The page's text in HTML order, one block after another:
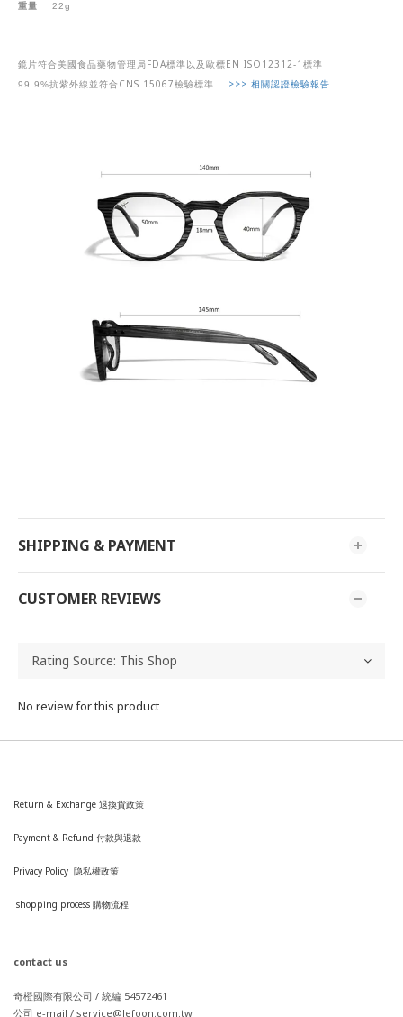
重量 22g
鏡片符合美國食品藥物管理局 FDA標準以及歐標EN ISO12312-1 標準
99.9%抗紫外線並符合 CNS 15067檢驗標準 >>> 相關認證檢驗報告
SHIPPING & PAYMENT
CUSTOMER REVIEWS
No review for this product
Return & Exchange 退換貨政策
Payment & Refund 付款與退款
Privacy Policy 隐私權政策
shopping process 購物流程
contact us
奇橙國際有限公司 / 統編 54572461
公司 e-mail / service@lefoon.com.tw